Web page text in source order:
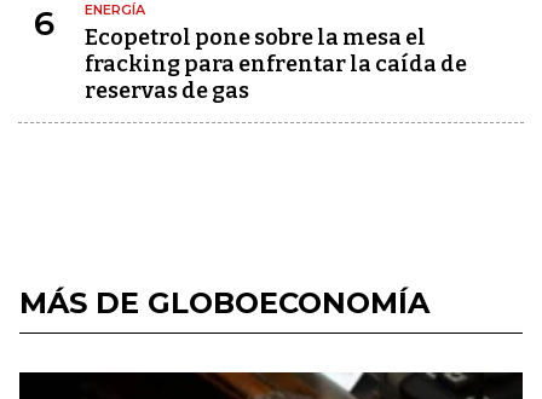
6 ENERGÍA
Ecopetrol pone sobre la mesa el
fracking para enfrentar la caída de
reservas de gas
MÁS DE GLOBOECONOMÍA